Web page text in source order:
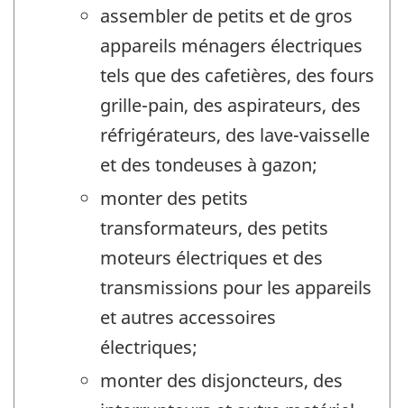
assembler de petits et de gros
appareils ménagers électriques
tels que des cafetières, des fours
grille-pain, des aspirateurs, des
réfrigérateurs, des lave-vaisselle
et des tondeuses à gazon;
monter des petits
transformateurs, des petits
moteurs électriques et des
transmissions pour les appareils
et autres accessoires
électriques;
monter des disjoncteurs, des